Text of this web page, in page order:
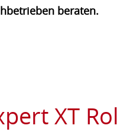
beraten.
XT